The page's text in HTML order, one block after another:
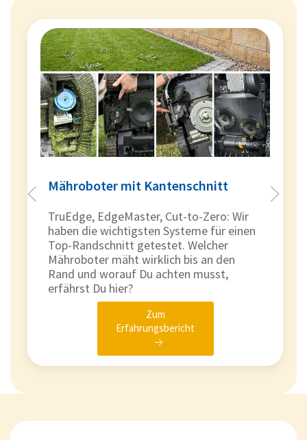
Mähroboter mit Kantenschnitt
TruEdge, EdgeMaster, Cut-to-Zero: Wir
haben die wichtigsten Systeme für einen
Top-Randschnitt getestet. Welcher
Mähroboter mäht wirklich bis an den
Rand und worauf Du achten musst,
erfährst Du hier?
Zum
Erfahrungsbericht